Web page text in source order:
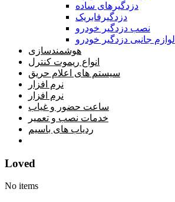
دزدگیرهای ساده
دزدگیرفابریک
نصب دزدگیر خودرو
لوازم جانبی دزدگیر خودرو
هوشمندسازی
انواع ریموت کنترل
سیستم های اعلام حریق
نرم افزار
نرم افزار
ساعت حضور و غیاب
خدمات نصب و تعمیر
ردیاب های باسیم
Loved
No items